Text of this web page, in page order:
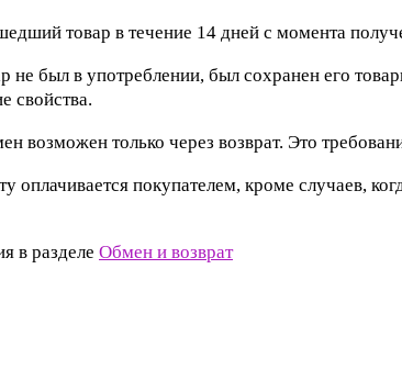
товар в течение 14 дней с момента
не был в употреблении, был сохранен его
свойства.
возможен только через возврат. Это
оплачивается покупателем, кроме случаев,
в разделе Обмен и возврат